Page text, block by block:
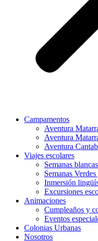
Campamentos
Aventura
Aventura
Aventura
Viajes escolares
Semanas blancas
Semanas
Inmersión
Excursiones
Animaciones
Cumpleaños y
Eventos
Colonias Urbanas
Nosotros